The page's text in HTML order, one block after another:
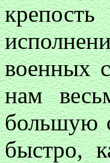
военных
нам
большую
быстро,